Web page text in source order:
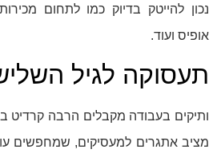
נכון להייטק בדיוק כמו לתחום
אופיס ועוד.
תעסוקה לגיל
מציב אתגרים למעסיקים, שמחפשים